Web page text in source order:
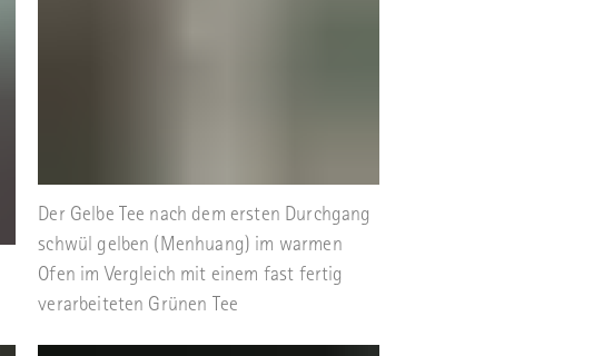
Der Gelbe Tee nach dem ersten Durchgang
schwül gelben (Menhuang) im warmen
Ofen im Vergleich mit einem fast fertig
verarbeiteten Grünen Tee